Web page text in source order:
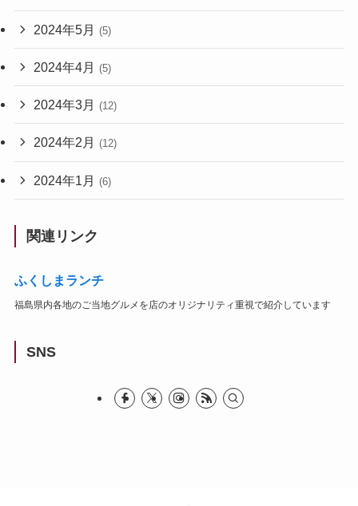
2024年5月 (5)
2024年4月 (5)
2024年3月 (12)
2024年2月 (12)
2024年1月 (6)
関連リンク
ふくしまランチ
福島県内各地のご当地グルメを店のオリジナリティ重視で紹介しています
SNS